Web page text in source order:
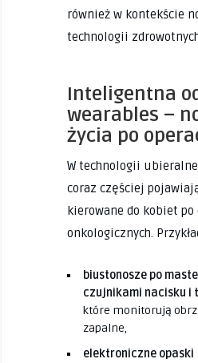
również w kontekście
technologii
Inteligentna
wearables –
życia po
W technologii
coraz częściej
kierowane do kobiet po
onkologicznych.
biustonosze po
czujnikami nacisku i
które monitorują
zapalne,
elektroniczne opaski